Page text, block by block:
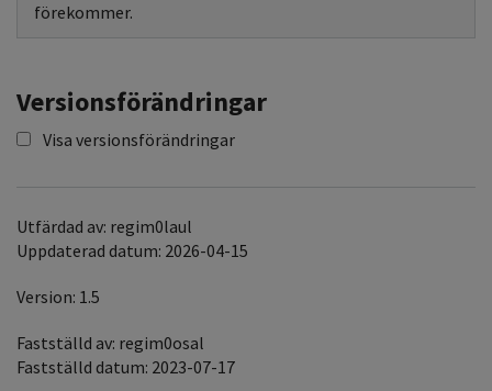
förekommer.
Versionsförändringar
Visa versionsförändringar
Utfärdad av: regim0laul
Uppdaterad datum: 2026-04-15
Version: 1.5
Fastställd av: regim0osal
Fastställd datum: 2023-07-17